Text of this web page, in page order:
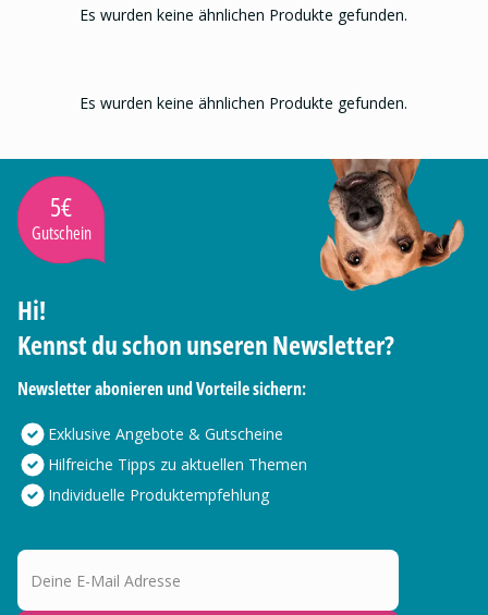
Es wurden keine ähnlichen Produkte gefunden.
Es wurden keine ähnlichen Produkte gefunden.
5€
Gutschein
Hi!
Kennst du schon unseren Newsletter?
Newsletter abonieren und Vorteile sichern:
Exklusive Angebote & Gutscheine
Hilfreiche Tipps zu aktuellen Themen
Individuelle Produktempfehlung
Deine E-Mail Adresse